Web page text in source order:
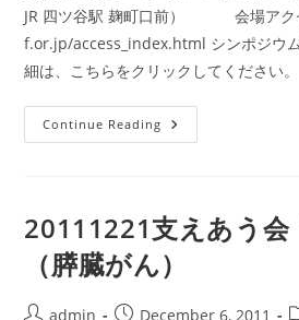
JR 四ツ谷駅 麹町口前） 会場ア
f.or.jp/access_index.html シンポジウ
細は、こちらをクリックしてください。
Continue Reading 2012-
1-
就
労」
シ
ン
ポ
20111221支えあう会
（膵臓がん）
Postadmin
PostDecember 6, 2011